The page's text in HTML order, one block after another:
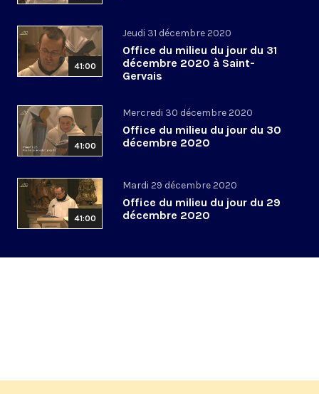
41:00
Jeudi 31 décembre 2020
Office du milieu du jour du 31
décembre 2020 à Saint-
Gervais
41:00
Mercredi 30 décembre 2020
Office du milieu du jour du 30
décembre 2020
41:00
Mardi 29 décembre 2020
Office du milieu du jour du 29
décembre 2020